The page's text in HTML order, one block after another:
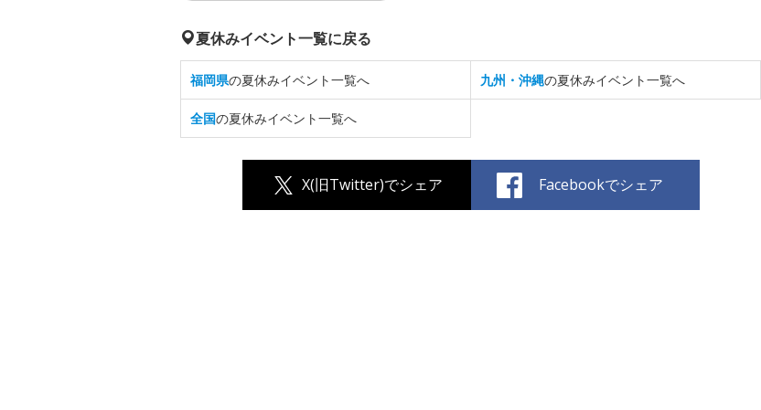
夏休みイベント一覧に戻る
福岡県の夏休みイベント一覧へ 九州・沖縄の夏休みイベント一覧へ
全国の夏休みイベント一覧へ
X(旧Twitter)でシェア Facebookでシェア